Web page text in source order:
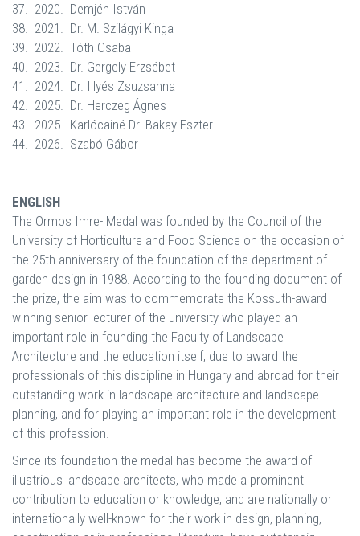
37. 2020. Demjén István
38. 2021. Dr. M. Szilágyi Kinga
39. 2022. Tóth Csaba
40. 2023. Dr. Gergely Erzsébet
41. 2024. Dr. Illyés Zsuzsanna
42. 2025. Dr. Herczeg Ágnes
43. 2025. Karlócainé Dr. Bakay Eszter
44. 2026. Szabó Gábor
ENGLISH
The Ormos Imre- Medal was founded by the Council of the
University of Horticulture and Food Science on the occasion of
the 25th anniversary of the foundation of the department of
garden design in 1988. According to the founding document of
the prize, the aim was to commemorate the Kossuth-award
winning senior lecturer of the university who played an
important role in founding the Faculty of Landscape
Architecture and the education itself, due to award the
professionals of this discipline in Hungary and abroad for their
outstanding work in landscape architecture and landscape
planning, and for playing an important role in the development
of this profession.
Since its foundation the medal has become the award of
illustrious landscape architects, who made a prominent
contribution to education or knowledge, and are nationally or
internationally well-known for their work in design, planning,